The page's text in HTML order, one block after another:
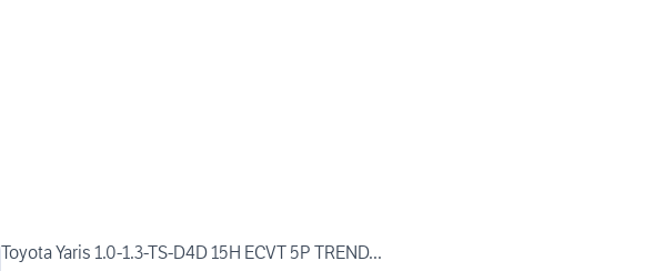
Toyota Yaris 1.0-1.3-TS-D4D 15H ECVT 5P TREND...